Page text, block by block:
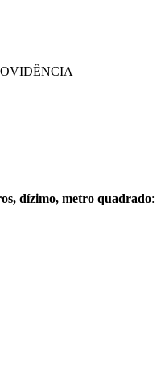
dízimo, metro quadrado: